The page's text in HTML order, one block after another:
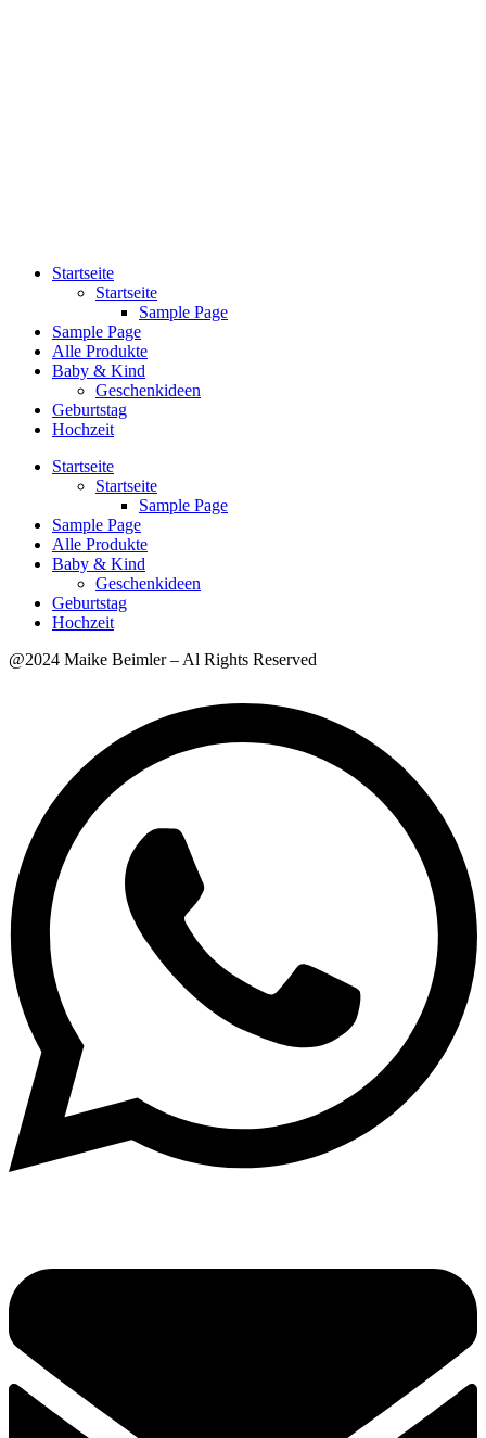
Startseite
Startseite
Sample Page
Sample Page
Alle Produkte
Baby & Kind
Geschenkideen
Geburtstag
Hochzeit
Startseite
Startseite
Sample Page
Sample Page
Alle Produkte
Baby & Kind
Geschenkideen
Geburtstag
Hochzeit
@2024 Maike Beimler – Al Rights Reserved